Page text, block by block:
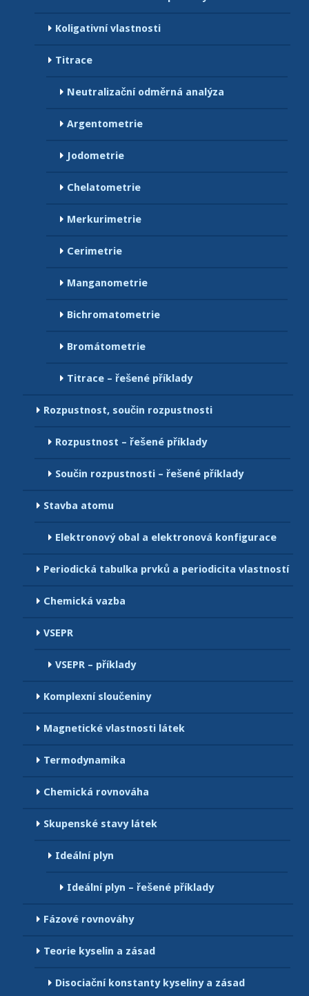
Koligativní vlastnosti
Titrace
Neutralizační odměrná analýza
Argentometrie
Jodometrie
Chelatometrie
Merkurimetrie
Cerimetrie
Manganometrie
Bichromatometrie
Bromátometrie
Titrace – řešené příklady
Rozpustnost, součin rozpustnosti
Rozpustnost – řešené příklady
Součin rozpustnosti – řešené příklady
Stavba atomu
Elektronový obal a elektronová konfigurace
Periodická tabulka prvků a periodicita vlastností
Chemická vazba
VSEPR
VSEPR – příklady
Komplexní sloučeniny
Magnetické vlastnosti látek
Termodynamika
Chemická rovnováha
Skupenské stavy látek
Ideální plyn
Ideální plyn – řešené příklady
Fázové rovnováhy
Teorie kyselin a zásad
Disociační konstanty kyseliny a zásad